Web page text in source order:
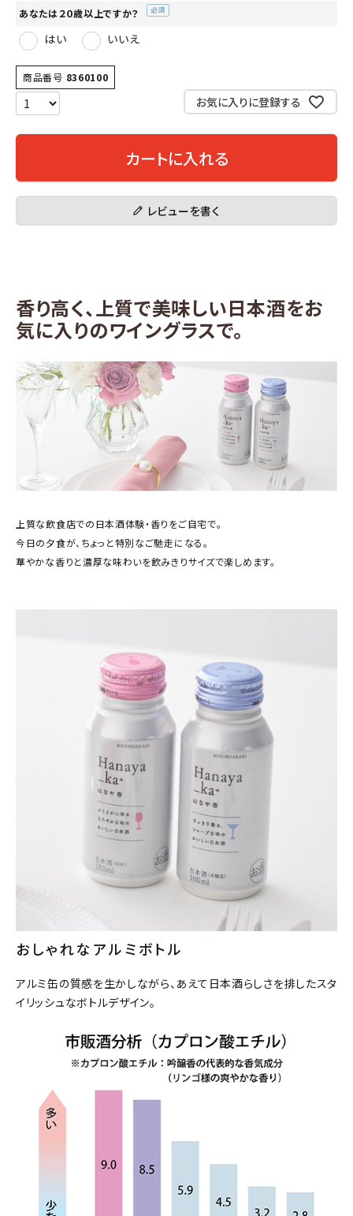
あなたは２０歳以上ですか？
はい いいえ
商品番号 8360100
お気に入りに登録する
カートに入れる
レビューを書く
香り高く、上質で美味しい日本酒をお
気に入りのワイングラスで。
上質な飲食店での日本酒体験・香りをご自宅で。
今日の夕食が、ちょっと特別なご馳走になる。
華やかな香りと濃厚な味わいを飲みきりサイズで楽しめます。
おしゃれなアルミボトル
アルミ缶の質感を生かしながら、あえて日本酒らしさを排したスタ
イリッシュなボトルデザイン。